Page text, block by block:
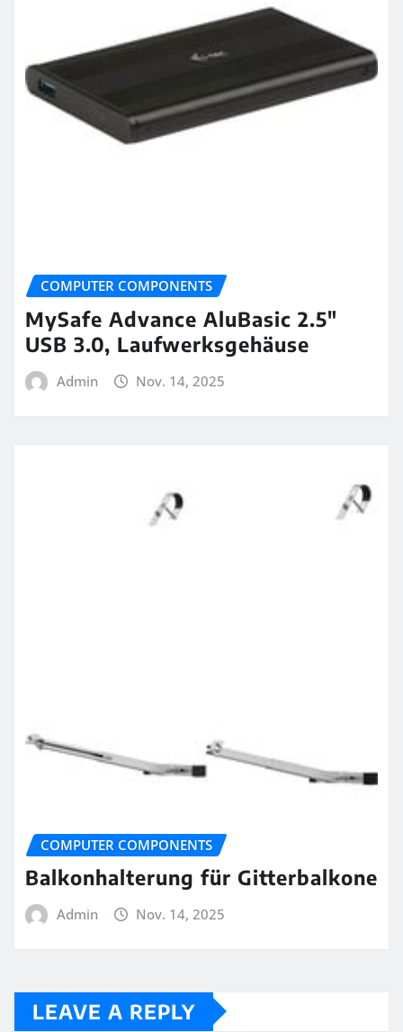
COMPUTER COMPONENTS
MySafe Advance AluBasic 2.5″
USB 3.0, Laufwerksgehäuse
Admin Nov. 14, 2025
COMPUTER COMPONENTS
Balkonhalterung für Gitterbalkone
Admin Nov. 14, 2025
LEAVE A REPLY